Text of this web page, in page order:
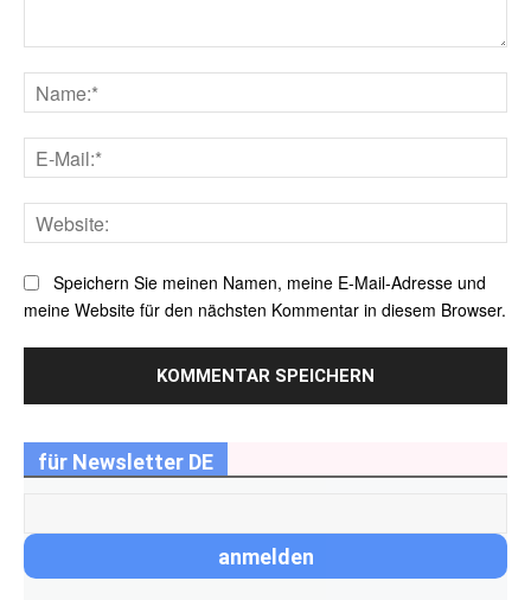
Speichern Sie meinen Namen, meine E-Mail-Adresse und
meine Website für den nächsten Kommentar in diesem Browser.
für Newsletter DE